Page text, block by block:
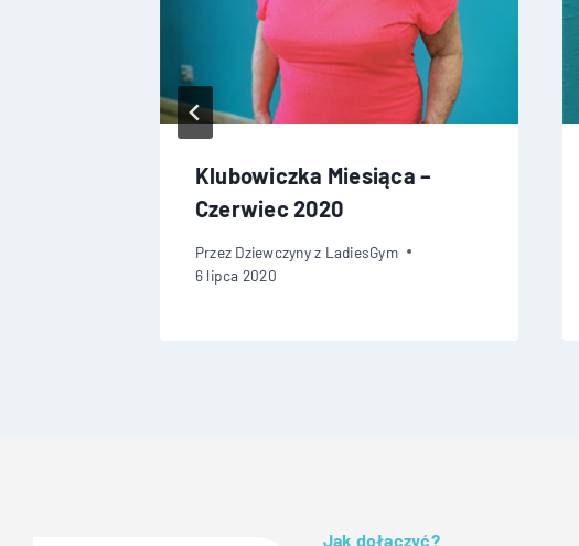
Klubowiczka Miesiąca –
Czerwiec 2020
Przez Dziewczyny z LadiesGym
6 lipca 2020
Jak dołączyć?